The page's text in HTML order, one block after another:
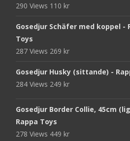
290 Views 110 kr
Gosedjur Schäfer med koppel -
Toys
287 Views 269 kr
Gosedjur Husky (sittande) -
284 Views 249 kr
Gosedjur Border Collie, 45cm
Rappa Toys
278 Views 449 kr